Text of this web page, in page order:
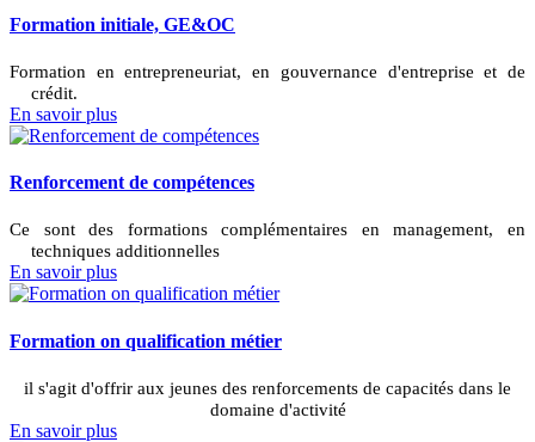
Formation initiale, GE&OC
Formation en entrepreneuriat, en gouvernance d'entreprise et de
crédit.
En savoir plus
Renforcement de compétences
Ce sont des formations complémentaires en management, en
techniques additionnelles
En savoir plus
Formation on qualification métier
il s'agit d'offrir aux jeunes des renforcements de capacités dans le
domaine d'activité
En savoir plus